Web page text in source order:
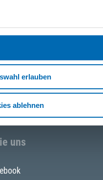
erlauben
ablehnen
uns